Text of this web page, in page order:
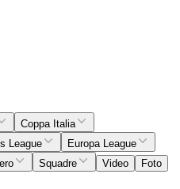
Coppa Italia
League
Europa League
Squadre Video
Foto